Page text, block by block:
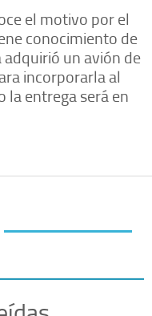
el motivo por el
conocimiento de
adquirió un avión de
incorporarla al
la entrega será en